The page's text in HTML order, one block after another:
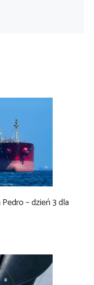
– dzień 3 dla